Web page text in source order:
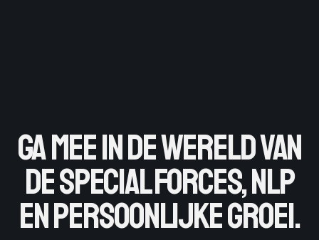
Ga mee in de wereld van
de Special Forces, NLP
en persoonlijke groei.